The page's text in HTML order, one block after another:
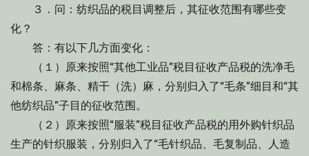
３．问：纺织品的税目调整后，其征收范围有哪些变
化？
答：有以下几方面变化：
（１）原来按照“其他工业品”税目征收产品税的洗净毛
和棉条、麻条、精干（洗）麻，分别归入了“毛条”细目和“其
他纺织品”子目的征收范围。
（２）原来按照“服装”税目征收产品税的用外购针织品
生产的针织服装，分别归入了“毛针织品、毛复制品、人造